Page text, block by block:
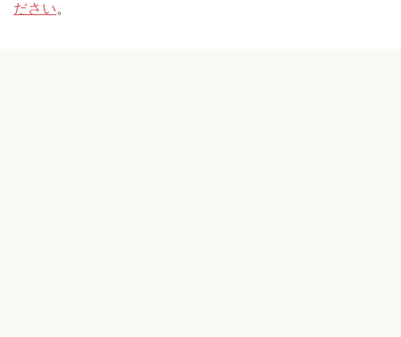
ださい。